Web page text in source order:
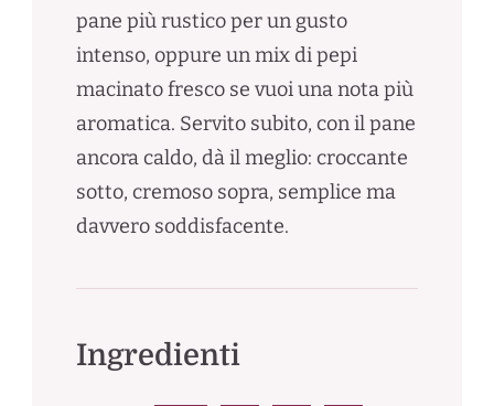
pane più rustico per un gusto
intenso, oppure un mix di pepi
macinato fresco se vuoi una nota più
aromatica. Servito subito, con il pane
ancora caldo, dà il meglio: croccante
sotto, cremoso sopra, semplice ma
davvero soddisfacente.
Ingredienti